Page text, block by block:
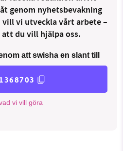
genom nyhetsbevakning
vill vi utveckla vårt arbete –
du vill hjälpa oss.
att swisha en slant till
vi vill göra